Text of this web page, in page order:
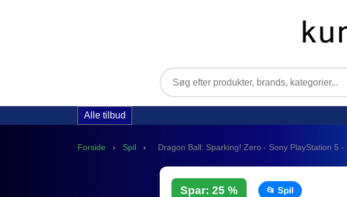
Alle tilbud
Forside › Spil › Dragon Ball: Sparking! Zero - Sony PlayStation 5 -...
Spar: 25 % 📂 Spil